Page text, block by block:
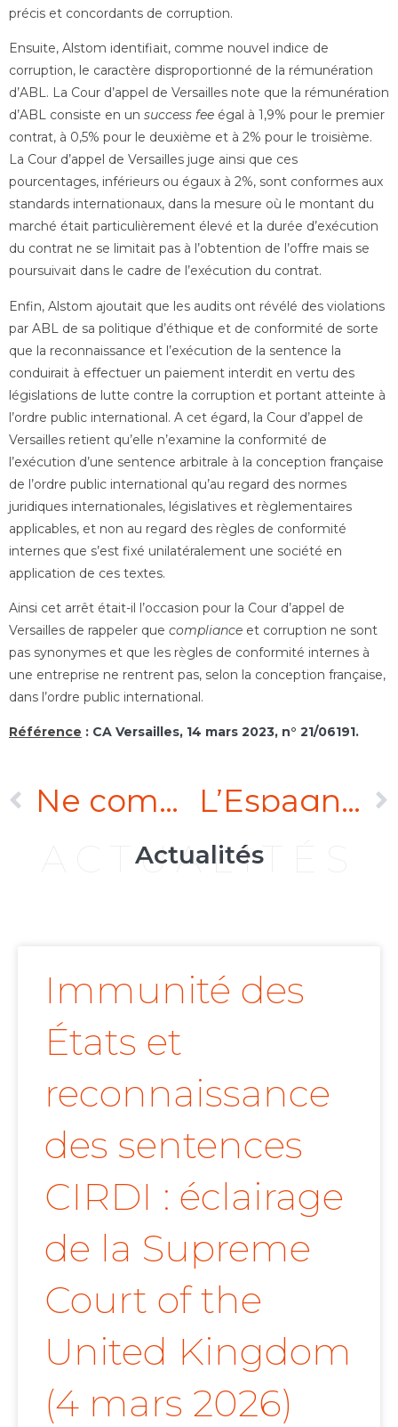
précis et concordants de corruption.
Ensuite, Alstom identifiait, comme nouvel indice de
corruption, le caractère disproportionné de la rémunération
d’ABL. La Cour d’appel de Versailles note que la rémunération
d’ABL consiste en un success fee égal à 1,9% pour le premier
contrat, à 0,5% pour le deuxième et à 2% pour le troisième.
La Cour d’appel de Versailles juge ainsi que ces
pourcentages, inférieurs ou égaux à 2%, sont conformes aux
standards internationaux, dans la mesure où le montant du
marché était particulièrement élevé et la durée d’exécution
du contrat ne se limitait pas à l’obtention de l’offre mais se
poursuivait dans le cadre de l’exécution du contrat.
Enfin, Alstom ajoutait que les audits ont révélé des violations
par ABL de sa politique d’éthique et de conformité de sorte
que la reconnaissance et l’exécution de la sentence la
conduirait à effectuer un paiement interdit en vertu des
législations de lutte contre la corruption et portant atteinte à
l’ordre public international. A cet égard, la Cour d’appel de
Versailles retient qu’elle n’examine la conformité de
l’exécution d’une sentence arbitrale à la conception française
de l’ordre public international qu’au regard des normes
juridiques internationales, législatives et règlementaires
applicables, et non au regard des règles de conformité
internes que s’est fixé unilatéralement une société en
application de ces textes.
Ainsi cet arrêt était-il l’occasion pour la Cour d’appel de
Versailles de rappeler que compliance et corruption ne sont
pas synonymes et que les règles de conformité internes à
une entreprise ne rentrent pas, selon la conception française,
dans l’ordre public international.
Référence : CA Versailles, 14 mars 2023, n° 21/06191.
Ne commet pas d’excès de pouvoir manifeste au sens de l’Article 52(1) de la Convention CIRDI, le Tribunal arbitral qui se déclare compétent en vertu de l’Article 26 du TCE, dans un litige opposant des investisseurs ressortissants de l’UE à un Etat membre de l’UE L’Espagne ne saurait se prévaloir des jurisprudences Achmea et Komstroy pour échapper à l’exécution d’une sentence CIRDI au Royaume-Uni.
ACTUALITÉS
Actualités
Immunité des
États et
reconnaissance
des sentences
CIRDI : éclairage
de la Supreme
Court of the
United Kingdom
(4 mars 2026)